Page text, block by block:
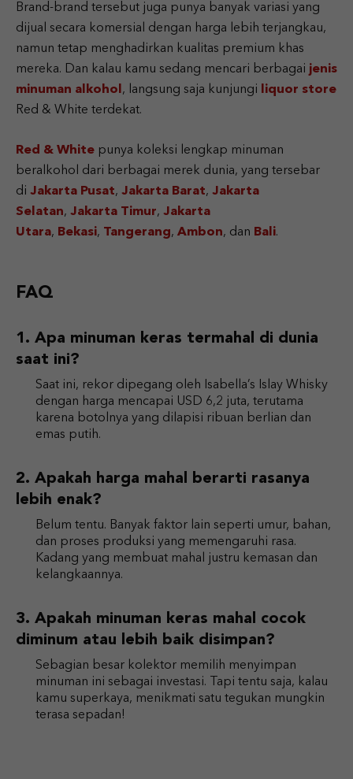
Brand-brand tersebut juga punya banyak variasi yang
dijual secara komersial dengan harga lebih terjangkau,
namun tetap menghadirkan kualitas premium khas
mereka. Dan kalau kamu sedang mencari berbagai jenis
minuman alkohol , langsung saja kunjungi
liquor store
Red & White terdekat.
Red & White punya koleksi lengkap minuman
beralkohol dari berbagai merek dunia, yang tersebar
di Jakarta Pusat, Jakarta Barat, Jakarta
Selatan, Jakarta Timur, Jakarta
Utara, Bekasi, Tangerang, Ambon, dan Bali.
FAQ
Apa minuman keras termahal di dunia
saat ini?
Saat ini, rekor dipegang oleh Isabella’s Islay Whisky
dengan harga mencapai USD 6,2 juta, terutama
karena botolnya yang dilapisi ribuan berlian dan
emas putih.
Apakah harga mahal berarti rasanya
lebih enak?
Belum tentu. Banyak faktor lain seperti umur, bahan,
dan proses produksi yang memengaruhi rasa.
Kadang yang membuat mahal justru kemasan dan
kelangkaannya.
Apakah minuman keras mahal cocok
diminum atau lebih baik disimpan?
Sebagian besar kolektor memilih menyimpan
minuman ini sebagai investasi. Tapi tentu saja, kalau
kamu superkaya, menikmati satu tegukan mungkin
terasa sepadan!